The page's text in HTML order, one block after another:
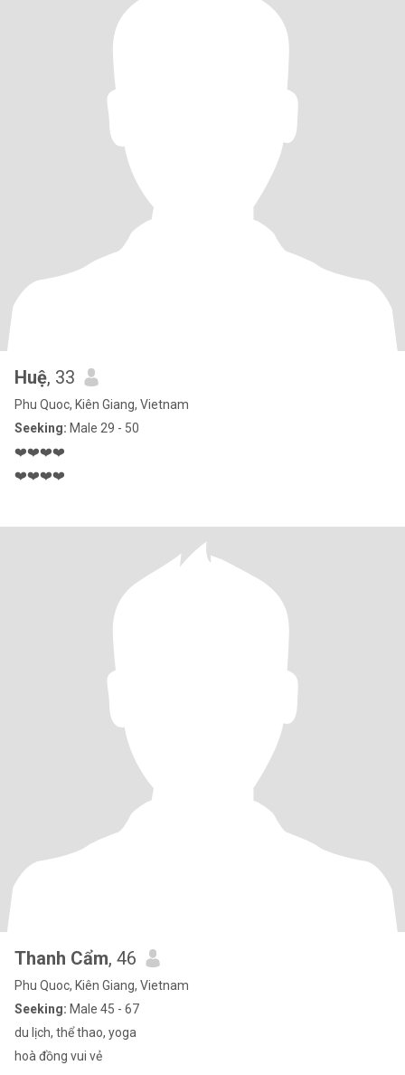
Huệ, 33
Phu Quoc, Kiên Giang, Vietnam
Seeking: Male 29 - 50
❤️❤️❤️❤️
❤️❤️❤️❤️
Thanh Cẩm, 46
Phu Quoc, Kiên Giang, Vietnam
Seeking: Male 45 - 67
du lịch, thể thao, yoga
hoà đồng vui vẻ